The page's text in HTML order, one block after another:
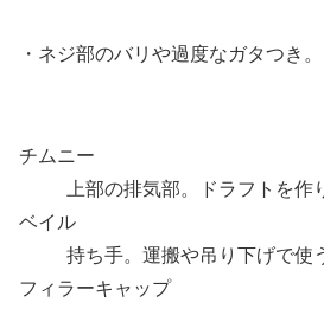
・ネジ部のバリや過度なガタつき。
チムニー
上部の排気部。ドラフトを作
ベイル
持ち手。運搬や吊り下げで使
フィラーキャップ